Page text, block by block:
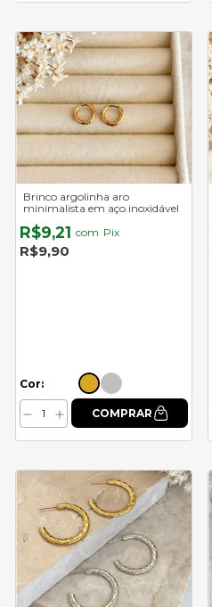
Brinco argolinha aro
minimalista em aço inoxidável
R$9,21 com Pix
R$9,90
Cor: